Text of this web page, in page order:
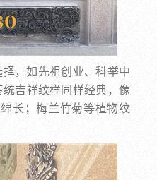
，如先祖创业、科举中
吉祥纹样同样经典，像
长；梅兰竹菊等植物纹